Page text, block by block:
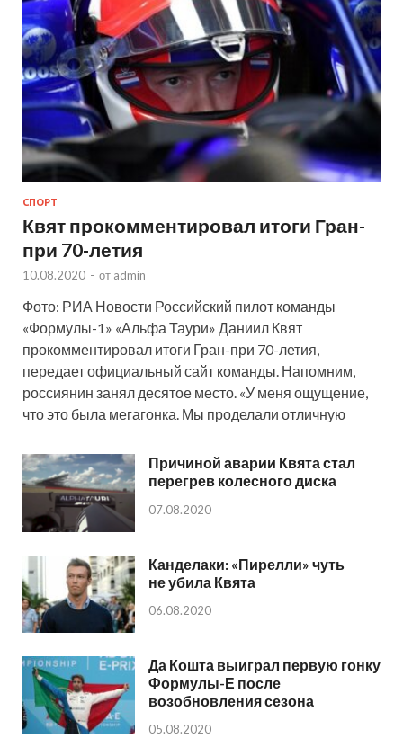
СПОРТ
Квят прокомментировал итоги Гран-
при 70-летия
10.08.2020 - от admin
Фото: РИА Новости Российский пилот команды
«Формулы-1» «Альфа Таури» Даниил Квят
прокомментировал итоги Гран-при 70-летия,
передает официальный сайт команды. Напомним,
россиянин занял десятое место. «У меня ощущение,
что это была мегагонка. Мы проделали отличную
Причиной аварии Квята стал
перегрев колесного диска
07.08.2020
Канделаки: «Пирелли» чуть
не убила Квята
06.08.2020
Да Кошта выиграл первую гонку
Формулы-Е после
возобновления сезона
05.08.2020